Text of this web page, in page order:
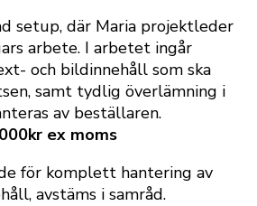
setup, där Maria projektleder
arbete. I arbetet ingår
och bildinnehåll som ska
samt tydlig överlämning i
av beställaren.
ex moms
för komplett hantering av
avstäms i samråd.